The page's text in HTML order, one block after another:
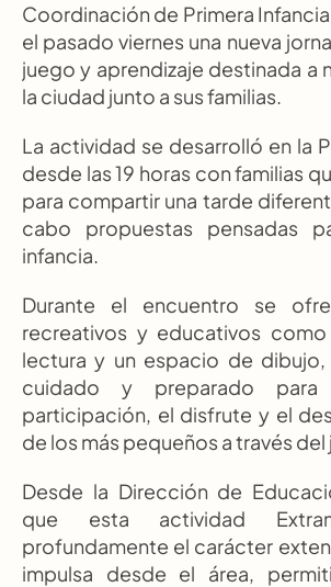
Coordinación de Primera
el pasado viernes una nueva
juego y aprendizaje destinada a
la ciudad junto a sus familias.
La actividad se desarrolló en la
desde las 19 horas con familias
para compartir una tarde
cabo propuestas pensadas
infancia.
Durante el encuentro se
recreativos y educativos
lectura y un espacio de
cuidado y preparado para
participación, el disfrute y el
de los más pequeños a través
Desde la Dirección de
que esta actividad
profundamente el carácter
impulsa desde el área,